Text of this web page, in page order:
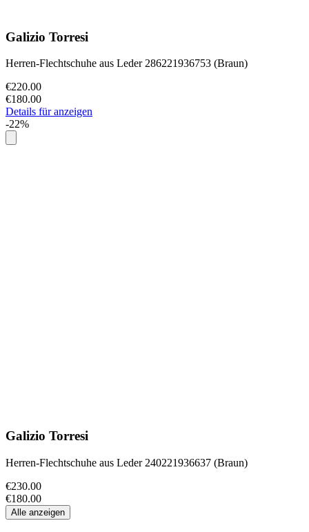
Galizio Torresi
Herren-Flechtschuhe aus Leder 286221936753 (Braun)
€220.00
€180.00
Details für anzeigen
-22%
Galizio Torresi
Herren-Flechtschuhe aus Leder 240221936637 (Braun)
€230.00
€180.00
Alle anzeigen